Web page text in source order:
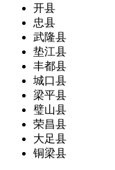
开县
忠县
武隆县
垫江县
丰都县
城口县
梁平县
璧山县
荣昌县
大足县
铜梁县